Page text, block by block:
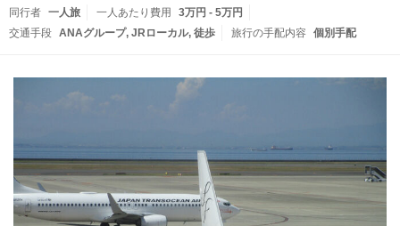
同行者 一人旅 一人あたり費用
3万円 - 5万円
交通手段 ANAグループ JRローカル 徒歩 旅行の手配内容 個別手配